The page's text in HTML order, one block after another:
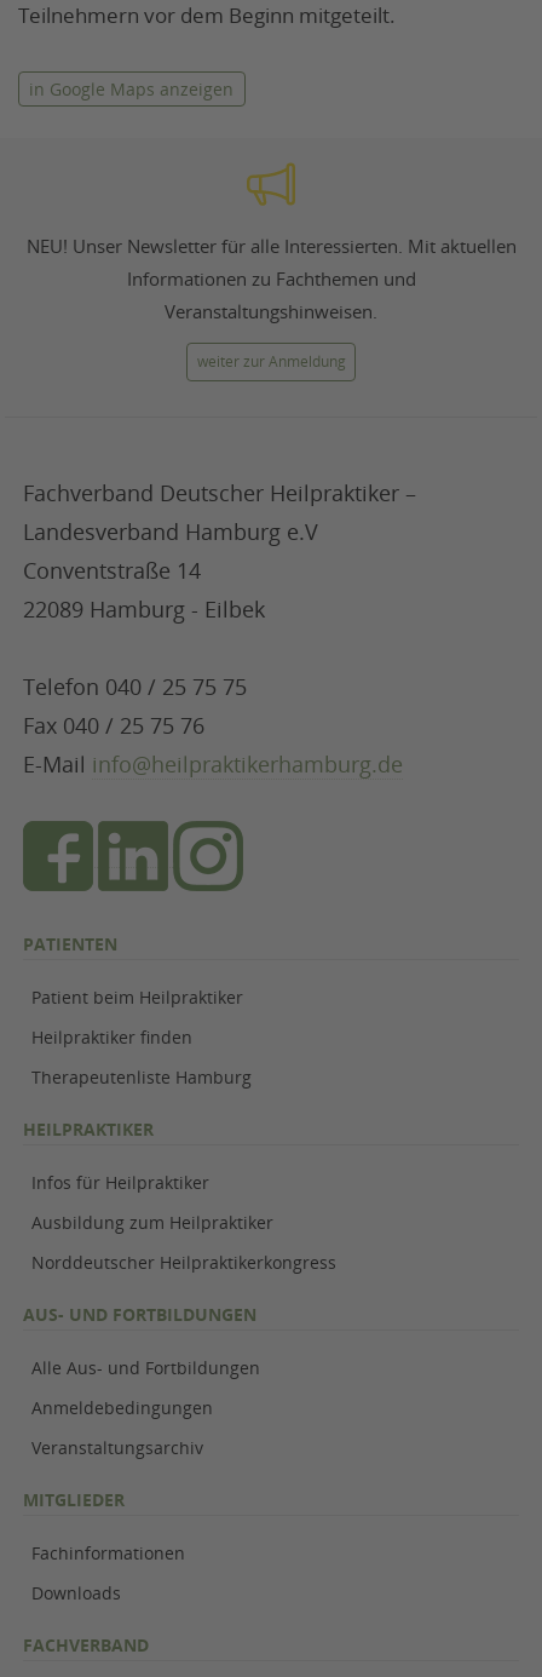
Teilnehmern vor dem Beginn mitgeteilt.
in Google Maps anzeigen
NEU! Unser Newsletter für alle Interessierten. Mit aktuellen
Informationen zu Fachthemen und
Veranstaltungshinweisen.
weiter zur Anmeldung
Fachverband Deutscher Heilpraktiker –
Landesverband Hamburg e.V
Conventstraße 14
22089 Hamburg - Eilbek
Telefon 040 / 25 75 75
Fax 040 / 25 75 76
E-Mail info@heilpraktikerhamburg.de
PATIENTEN
Patient beim Heilpraktiker
Heilpraktiker finden
Therapeutenliste Hamburg
HEILPRAKTIKER
Infos für Heilpraktiker
Ausbildung zum Heilpraktiker
Norddeutscher Heilpraktikerkongress
AUS- UND FORTBILDUNGEN
Alle Aus- und Fortbildungen
Anmeldebedingungen
Veranstaltungsarchiv
MITGLIEDER
Fachinformationen
Downloads
FACHVERBAND